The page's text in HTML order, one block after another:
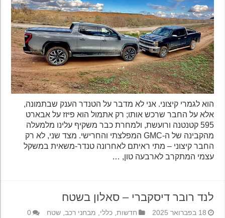
הוא לגמרי קיצוני. אני לא מדבר על הטנדר הענק שבתמונה,
אלא על החבר שרכש אותו; רק אתמול הוא פיזז על אבארט
595 קטנטנה ורועשת, ולמחרת כבר משקיף עלינו מלמעלה
מהקבינה של ה-GMC המפלצתי והחרישי. מצד שני, לא רק
החבר קיצוני – מתי ראיתם לאחרונה טנדר-משאית במשקל
עצמי המתקרב לארבעה טון, …
לנד רובר דיסקברי – סאלון בשטח
18 בפברואר 2025 חדשות,כללי,מבחני רכב,שטח 0